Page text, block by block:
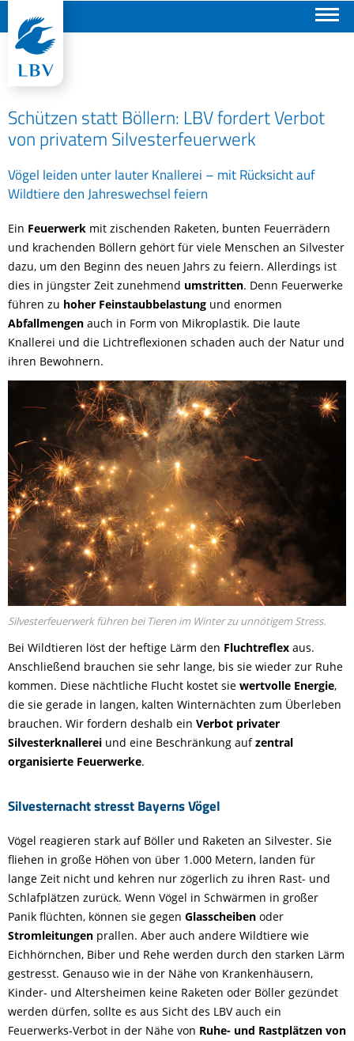
Schützen statt Böllern: LBV fordert Verbot
von privatem Silvesterfeuerwerk
Vögel leiden unter lauter Knallerei – mit Rücksicht auf
Wildtiere den Jahreswechsel feiern
Ein Feuerwerk mit zischenden Raketen, bunten Feuerrädern
und krachenden Böllern gehört für viele Menschen an Silvester
dazu, um den Beginn des neuen Jahrs zu feiern. Allerdings ist
dies in jüngster Zeit zunehmend umstritten. Denn Feuerwerke
führen zu hoher Feinstaubbelastung und enormen
Abfallmengen auch in Form von Mikroplastik. Die laute
Knallerei und die Lichtreflexionen schaden auch der Natur und
ihren Bewohnern.
Silvesterfeuerwerk führen bei Tieren im Winter zu unnötigem Stress.
Bei Wildtieren löst der heftige Lärm den Fluchtreflex aus.
Anschließend brauchen sie sehr lange, bis sie wieder zur Ruhe
kommen. Diese nächtliche Flucht kostet sie wertvolle Energie,
die sie gerade in langen, kalten Winternächten zum Überleben
brauchen. Wir fordern deshalb ein Verbot privater
Silvesterknallerei und eine Beschränkung aufzentral
organisierte Feuerwerke.
Silvesternacht stresst Bayerns Vögel
Vögel reagieren stark auf Böller und Raketen an Silvester. Sie
fliehen in große Höhen von über 1.000 Metern, landen für
lange Zeit nicht und kehren nur zögerlich zu ihren Rast- und
Schlafplätzen zurück. Wenn Vögel in Schwärmen in großer
Panik flüchten, können sie gegen Glasscheiben oder
Stromleitungen prallen. Aber auch andere Wildtiere wie
Eichhörnchen, Biber und Rehe werden durch den starken Lärm
gestresst. Genauso wie in der Nähe von Krankenhäusern,
Kinder- und Altersheimen keine Raketen oder Böller gezündet
werden dürfen, sollte es aus Sicht des LBV auch ein
Feuerwerks-Verbot in der Nähe von Ruhe- und Rastplätzen von